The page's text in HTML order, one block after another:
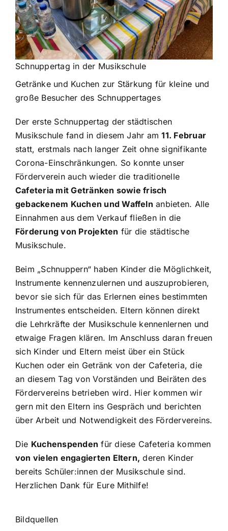
Schnuppertag in der Musikschule
Getränke und Kuchen zur Stärkung für kleine und
große Besucher des Schnuppertages
Der erste Schnuppertag der städtischen
Musikschule fand in diesem Jahr am11. Februar
statt, erstmals nach langer Zeit ohne signifikante
Corona-Einschränkungen. So konnte unser
Förderverein auch wieder die traditionelle
Cafeteria mit Getränken sowie frisch
gebackenem Kuchen und Waffeln anbieten. Alle
Einnahmen aus dem Verkauf fließen in die
Förderung von Projekten für die städtische
Musikschule.
Beim „Schnuppern“ haben Kinder die Möglichkeit,
Instrumente kennenzulernen und auszuprobieren,
bevor sie sich für das Erlernen eines bestimmten
Instrumentes entscheiden. Eltern können direkt
die Lehrkräfte der Musikschule kennenlernen und
etwaige Fragen klären. Im Anschluss daran freuen
sich Kinder und Eltern meist über ein Stück
Kuchen oder ein Getränk von der Cafeteria, die
an diesem Tag von Vorständen und Beiräten des
Fördervereins betrieben wird. Hier kommen wir
gern mit den Eltern ins Gespräch und berichten
über Arbeit und Notwendigkeit des Fördervereins.
Die Kuchenspenden für diese Cafeteria kommen
von vielen engagierten Eltern, deren Kinder
bereits Schüler:innen der Musikschule sind.
Herzlichen Dank für Eure Mithilfe!
Bildquellen